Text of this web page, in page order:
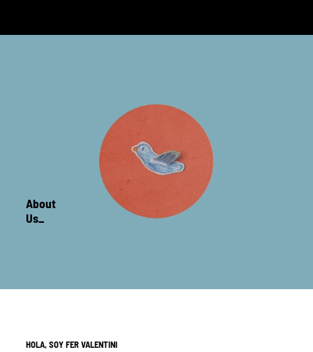
About
Us_
HOLA, SOY FER VALENTINI